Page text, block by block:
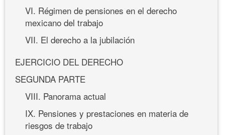
VI. Régimen de pensiones en el derecho
mexicano del trabajo
VII. El derecho a la jubilación
EJERCICIO DEL DERECHO
SEGUNDA PARTE
VIII. Panorama actual
IX. Pensiones y prestaciones en materia de
riesgos de trabajo